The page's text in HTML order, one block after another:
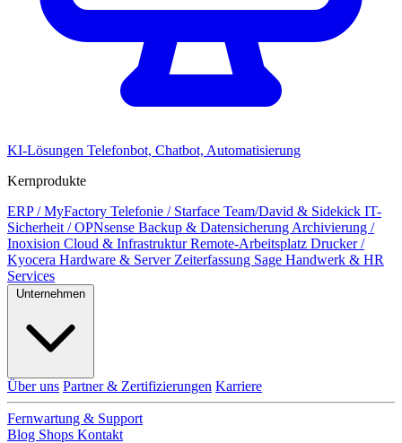
KI-Lösungen Telefonbot, Chatbot, Automatisierung
Kernprodukte
ERP / MyFactory Telefonie / Starface Team/David & Sidekick IT-
Sicherheit / OPNsense Backup & Datensicherung Archivierung /
Inoxision Cloud & InfrastrukturRemote-Arbeitsplatz Drucker /
Kyocera Hardware & Server Zeiterfassung Sage Handwerk & HR
Services
Unternehmen
Über uns Partner & Zertifizierungen Karriere
Fernwartung & Support
Blog Shops Kontakt